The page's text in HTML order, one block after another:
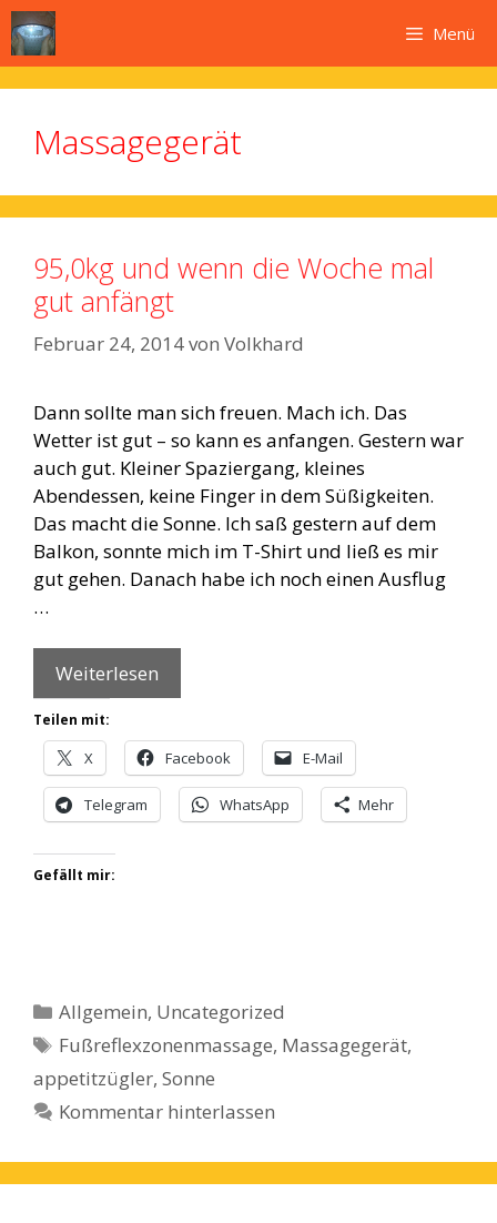
Zum
Inhalt
springen
Menü
Massagegerät
95,0kg und wenn die Woche mal
gut anfängt
Februar 24, 2014von Volkhard
Dann sollte man sich freuen. Mach ich. Das
Wetter ist gut – so kann es anfangen. Gestern war
auch gut. Kleiner Spaziergang, kleines
Abendessen, keine Finger in dem Süßigkeiten.
Das macht die Sonne. Ich saß gestern auf dem
Balkon, sonnte mich im T-Shirt und ließ es mir
gut gehen. Danach habe ich noch einen Ausflug
…
Weiterlesen
Teilen mit:
X Facebook E-Mail
Telegram WhatsApp Mehr
Gefällt mir:
Kategorien
Allgemein, Uncategorized
Schlagwörter
Fußreflexzonenmassage, Massagegerät,
appetitzügler, Sonne
Kommentar hinterlassen